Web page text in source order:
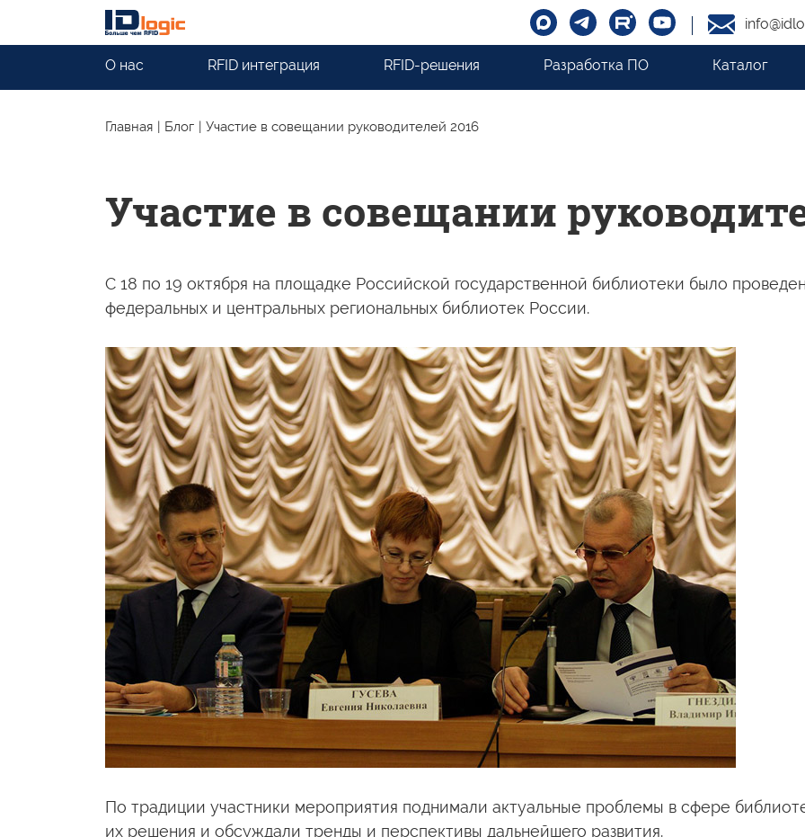
О нас RFID интеграция RFID-решения Разработка ПО Каталог
Главная | Блог | Участие в совещании руководителей 2016
Участие в совещании
С 18 по 19 октября на площадке Российской государственной библиотеки было
федеральных и центральных региональных библиотек России.
По традиции участники мероприятия поднимали актуальные проблемы в сфере
их решения и обсуждали тренды и перспективы дальнейшего развития.